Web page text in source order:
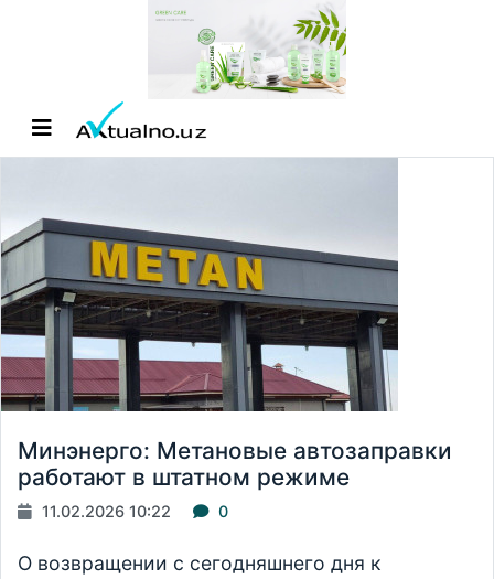
Минэнерго: Метановые автозаправки
работают в штатном режиме
11.02.2026 10:22 0
О возвращении с сегодняшнего дня к